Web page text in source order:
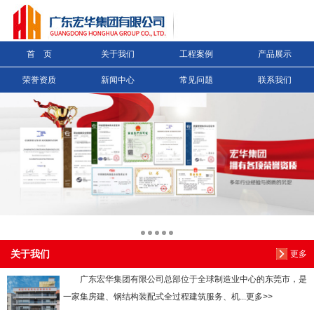
首 页 关于我们 工程案例 产品展示
荣誉资质 新闻中心 常见问题 联系我们
更多
关于我们
广东宏华集团有限公司总部位于全球制造业中心的东莞市，是
一家集房建、钢结构装配式全过程建筑服务、机...更多>>
信息搜索
搜索